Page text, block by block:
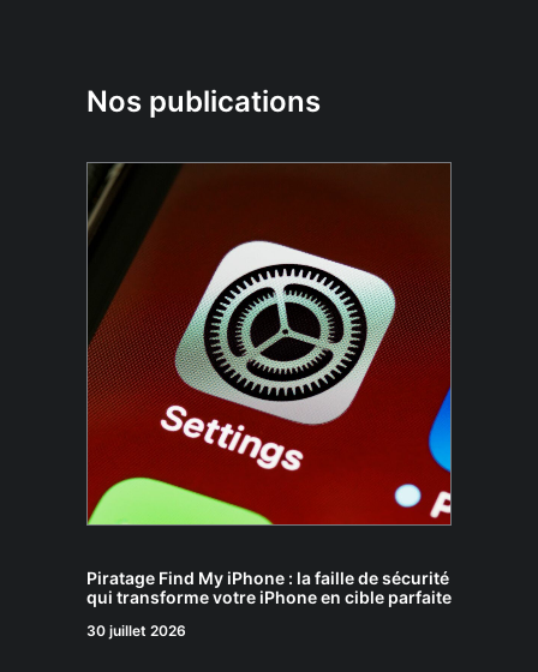
Nos publications
Piratage Find My iPhone : la faille de sécurité
qui transforme votre iPhone en cible parfaite
30 juillet 2026